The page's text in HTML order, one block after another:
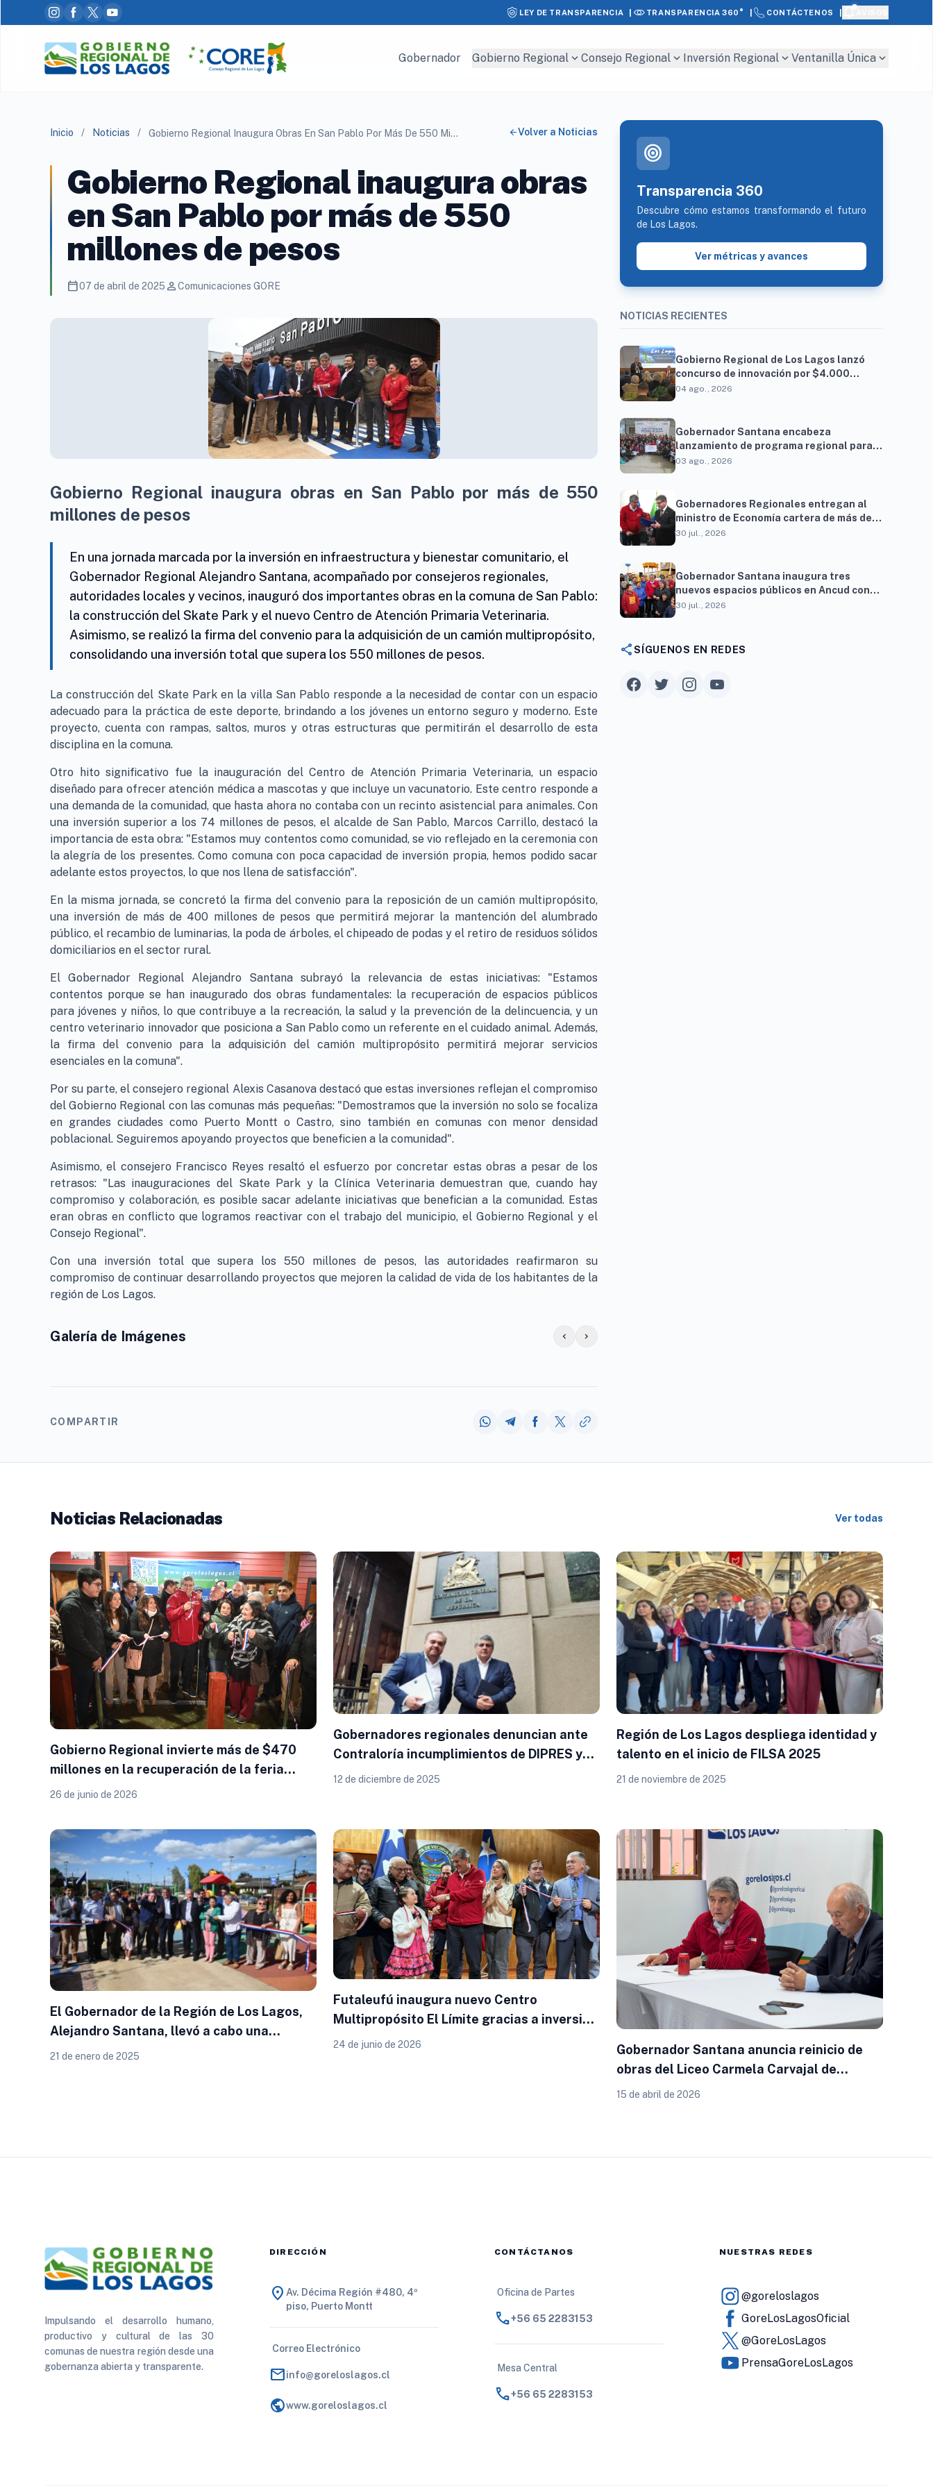
LEY DE TRANSPARENCIA | TRANSPARENCIA 360° CONTÁCTENOS
Gobernador Gobierno Regional expand_more Consejo Regional expand_more Inversión Regional expand_more Ventanilla Única expand_more
Inicio / Noticias / Gobierno Regional Inaugura Obras En San Pablo Por Más De 550 Millones De Pesos arrow_backVolver a Noticias
Gobierno Regional inaugura obras
en San Pablo por más de 550
millones de pesos
calendar_today07 de abril de 2025 personComunicaciones GORE
Gobierno Regional inaugura obras en San Pablo por más de 550
millones de pesos
En una jornada marcada por la inversión en infraestructura y bienestar comunitario, el
Gobernador Regional Alejandro Santana, acompañado por consejeros regionales,
autoridades locales y vecinos, inauguró dos importantes obras en la comuna de San Pablo:
la construcción del Skate Park y el nuevo Centro de Atención Primaria Veterinaria.
Asimismo, se realizó la firma del convenio para la adquisición de un camión multipropósito,
consolidando una inversión total que supera los 550 millones de pesos.
La construcción del Skate Park en la villa San Pablo responde a la necesidad de contar con un espacio
adecuado para la práctica de este deporte, brindando a los jóvenes un entorno seguro y moderno. Este
proyecto, cuenta con rampas, saltos, muros y otras estructuras que permitirán el desarrollo de esta
disciplina en la comuna.
Otro hito significativo fue la inauguración del Centro de Atención Primaria Veterinaria, un espacio
diseñado para ofrecer atención médica a mascotas y que incluye un vacunatorio. Este centro responde a
una demanda de la comunidad, que hasta ahora no contaba con un recinto asistencial para animales. Con
una inversión superior a los 74 millones de pesos, el alcalde de San Pablo, Marcos Carrillo, destacó la
importancia de esta obra: "Estamos muy contentos como comunidad, se vio reflejado en la ceremonia con
la alegría de los presentes. Como comuna con poca capacidad de inversión propia, hemos podido sacar
adelante estos proyectos, lo que nos llena de satisfacción".
En la misma jornada, se concretó la firma del convenio para la reposición de un camión multipropósito,
una inversión de más de 400 millones de pesos que permitirá mejorar la mantención del alumbrado
público, el recambio de luminarias, la poda de árboles, el chipeado de podas y el retiro de residuos sólidos
domiciliarios en el sector rural.
El Gobernador Regional Alejandro Santana subrayó la relevancia de estas iniciativas: "Estamos
contentos porque se han inaugurado dos obras fundamentales: la recuperación de espacios públicos
para jóvenes y niños, lo que contribuye a la recreación, la salud y la prevención de la delincuencia, y un
centro veterinario innovador que posiciona a San Pablo como un referente en el cuidado animal. Además,
la firma del convenio para la adquisición del camión multipropósito permitirá mejorar servicios
esenciales en la comuna".
Por su parte, el consejero regional Alexis Casanova destacó que estas inversiones reflejan el compromiso
del Gobierno Regional con las comunas más pequeñas: "Demostramos que la inversión no solo se focaliza
en grandes ciudades como Puerto Montt o Castro, sino también en comunas con menor densidad
poblacional. Seguiremos apoyando proyectos que beneficien a la comunidad".
Asimismo, el consejero Francisco Reyes resaltó el esfuerzo por concretar estas obras a pesar de los
retrasos: "Las inauguraciones del Skate Park y la Clínica Veterinaria demuestran que, cuando hay
compromiso y colaboración, es posible sacar adelante iniciativas que benefician a la comunidad. Estas
eran obras en conflicto que logramos reactivar con el trabajo del municipio, el Gobierno Regional y el
Consejo Regional".
Con una inversión total que supera los 550 millones de pesos, las autoridades reafirmaron su
compromiso de continuar desarrollando proyectos que mejoren la calidad de vida de los habitantes de la
región de Los Lagos.
Galería de Imágenes chevron_left chevron_right
COMPARTIR
target
Transparencia 360
Descubre cómo estamos transformando el futuro
de Los Lagos.
Ver métricas y avances
NOTICIAS RECIENTES
Gobierno Regional de Los Lagos lanzó
concurso de innovación por $4.000
millones para resolver brechas
04 ago., 2026
Gobernador Santana encabeza
lanzamiento de programa regional para
familias vinculadas al autismo
03 ago., 2026
Gobernadores Regionales entregan al
ministro de Economía cartera de más de
900 proyectos que proyectan generar
30 jul., 2026
Gobernador Santana inaugura tres
nuevos espacios públicos en Ancud con
una inversión superior a $294 millones
30 jul., 2026
shareSÍGUENOS EN REDES
Noticias Relacionadas Ver todas
Gobierno Regional invierte más de $470
millones en la recuperación de la feria
artesanal y transporte escolar inclusivo
26 de junio de 2026
Gobernadores regionales denuncian ante
Contraloría incumplimientos de DIPRES y
retraso de remesas que afecta la inversión
12 de diciembre de 2025
Región de Los Lagos despliega identidad y
talento en el inicio de FILSA 2025
21 de noviembre de 2025
El Gobernador de la Región de Los Lagos,
Alejandro Santana, llevó a cabo una
jornada de trabajo intensiva en la Provincia
21 de enero de 2025
Futaleufú inaugura nuevo Centro
Multipropósito El Límite gracias a inversión
del Gobierno Regional
24 de junio de 2026
Gobernador Santana anuncia reinicio de
obras del Liceo Carmela Carvajal de
Osorno con inicio previsto para junio
15 de abril de 2026
Impulsando el desarrollo humano,
productivo y cultural de las 30
comunas de nuestra región desde una
gobernanza abierta y transparente.
DIRECCIÓN
location_on Av. Décima Región #480, 4º
piso, Puerto Montt
Correo Electrónico
mailinfo@goreloslagos.cl
publicwww.goreloslagos.cl
CONTÁCTANOS
Oficina de Partes
call+56 65 2283153
Mesa Central
call+56 65 2283153
NUESTRAS REDES
@goreloslagos
GoreLosLagosOficial
@GoreLosLagos
PrensaGoreLosLagos